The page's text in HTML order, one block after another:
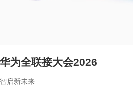
华为全联接大会2026
智启新未来